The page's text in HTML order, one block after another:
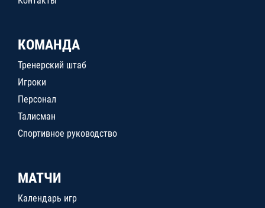
КОМАНДА
Тренерский штаб
Игроки
Персонал
Талисман
Спортивное руководство
МАТЧИ
Календарь игр